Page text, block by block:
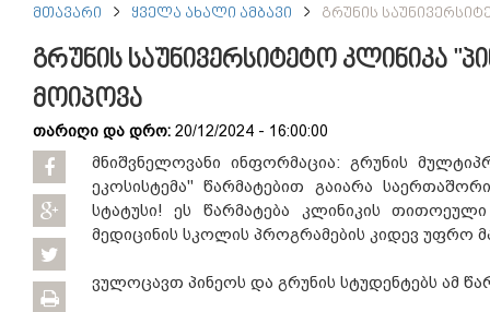
ᲛᲗᲐᲕᲐᲠᲘ ᲧᲕᲔᲚᲐ ᲐᲮᲐᲚᲘ ᲐᲛᲑᲐᲕᲘ ᲒᲠᲣᲜᲘᲡ
გრუნის საუნივერსიტეტო კლინიკა
მოიპოვა
თარიღი და დრო: 20/12/2024 - 16:00:00
მნიშვნელოვანი ინფორმაცია: გრუნის
ეკოსისტემა" წარმატებით გაიარა
სტატუსი! ეს წარმატება კლინიკის
მედიცინის სკოლის პროგრამების კიდევ უფრო
ვულოცავთ პინეოს და გრუნის სტუდენტებს ამ